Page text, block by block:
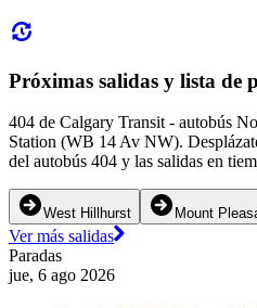
Próximas salidas y lista de
404 de Calgary Transit - autobús
Station (WB 14 Av NW).
del autobús 404 y las salidas en
West Hillhurst Mount
Ver más salidas
Paradas
jue, 6 ago 2026